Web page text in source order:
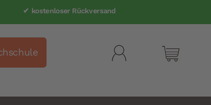
✔ kostenloser Rückversand
✔ Telefonsupport 040 80 60 999-0
Mein